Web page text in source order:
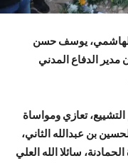
الهاشمي، يوسف حسن
الدفاع المدني
تعازي ومواساة
بن عبدالله الثاني،
سائلا الله العلي